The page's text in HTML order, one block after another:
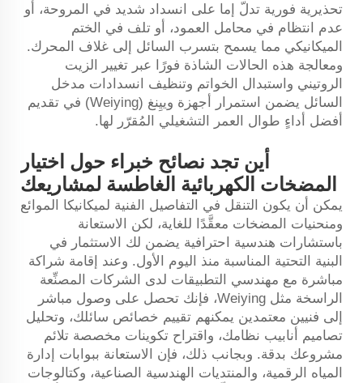
تحذيرية فورية تدلّ إما على انسداد شديد في المروحة، أو
عدم انتظام في محامل العمود، أو تلف في الختم
الميكانيكي مما يسمح بتسرب السائل إلى غلاف المحرك.
ومعالجة هذه الحالات الشاذة فورًا عبر تغيير الزيت
الروتيني واستبدال الخواتم وتنظيف انسدادات مدخل
السائل يضمن استمرار أجهزة وييِنغ (Weiying) في تقديم
أفضل أداءٍ طوال العمر التشغيلي المُقرّر لها.
أين تجد نصائح خبراء حول اختيار
المضخات الكهربائية الغاطسة لمشاريعك
يمكن أن يكون التنقل في التفاصيل الفنية لميكانيكا الموائع
ومنحنيات المضخات معقَّدًا للغاية، لكن الاستعانة
باستشارات هندسية احترافية يضمن لك الاستثمار في
البنية التحتية المناسبة منذ اليوم الأول. وعند إقامة شراكة
مباشرة مع مهندسي التطبيقات لدى الشركات المصنِّعة
الراسخة مثل Weiying، فإنك تحصل على وصول مباشر
إلى فنيين معتمدين يمكنهم تقييم خصائص سائلك، وتحليل
تصاميم أنابيب نظامك، واقتراح تكوينات مخصصة تلائم
مشروعك بدقة. وبجانب ذلك، فإن الاستعانة ببوابات إدارة
المياه الرقمية، والمنتديات الهندسية الصناعية، وكتالوجات